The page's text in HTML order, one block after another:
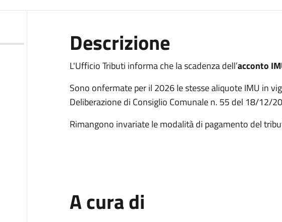
Descrizione
L'Ufficio Tributi informa che la scadenza dell’acconto
Sono onfermate per il 2026 le stesse aliquote IMU in
Deliberazione di Consiglio Comunale n. 55 del 18/12/
Rimangono invariate le modalità di pagamento del
A cura di